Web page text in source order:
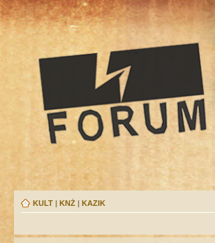
KULT | KNŻ | KAZIK